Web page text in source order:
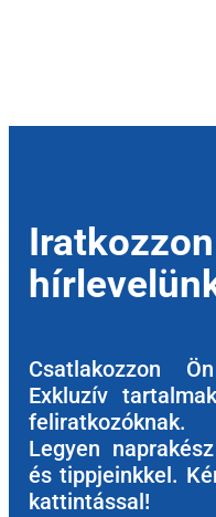
Csatlakozzon
Exkluzív
feliratkozóknak.
Legyen
és tippjeinkkel.
kattintással!